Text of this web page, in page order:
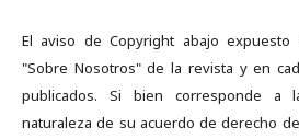
El aviso de Copyright abajo expuesto
"Sobre Nosotros" de la revista y en
publicados. Si bien corresponde a
naturaleza de su acuerdo de derecho